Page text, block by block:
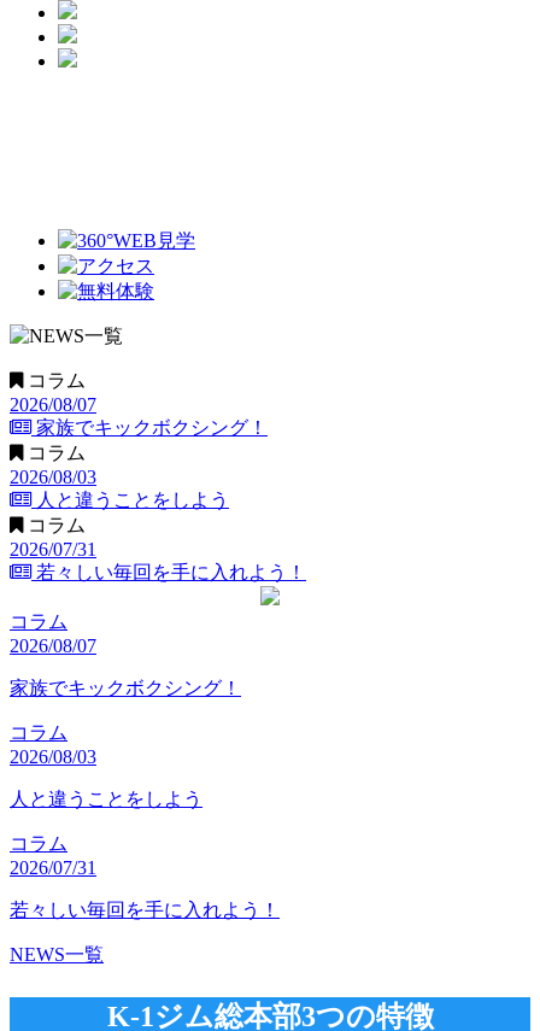
コラム
2026/08/07
家族でキックボクシング！
コラム
2026/08/03
人と違うことをしよう
コラム
2026/07/31
若々しい毎回を手に入れよう！
コラム
2026/08/07
家族でキックボクシング！
コラム
2026/08/03
人と違うことをしよう
コラム
2026/07/31
若々しい毎回を手に入れよう！
NEWS一覧
K-1ジム総本部3つの特徴